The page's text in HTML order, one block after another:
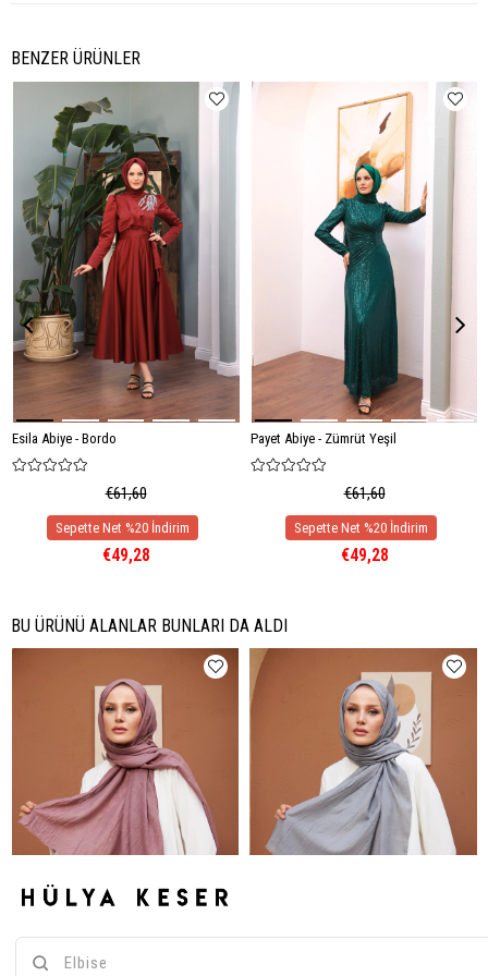
BENZER ÜRÜNLER
Esila Abiye - Bordo
€61,60
€49,28
Payet Abiye - Zümrüt Yeşil
€61,60
€49,28
BU ÜRÜNÜ ALANLAR BUNLARI DA ALDI